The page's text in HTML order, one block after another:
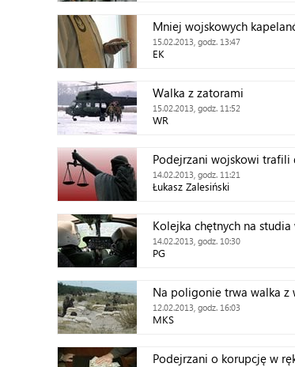
Mniej wojskowych
15.02.2013, godz. 13:47
EK
Walka z zatorami
15.02.2013, godz. 11:52
WR
Podejrzani wojskowi trafili
14.02.2013, godz. 11:21
Łukasz Zalesiński
Kolejka chętnych na
14.02.2013, godz. 10:30
PG
Na poligonie trwa walka z
12.02.2013, godz. 16:03
MKS
Podejrzani o korupcję w